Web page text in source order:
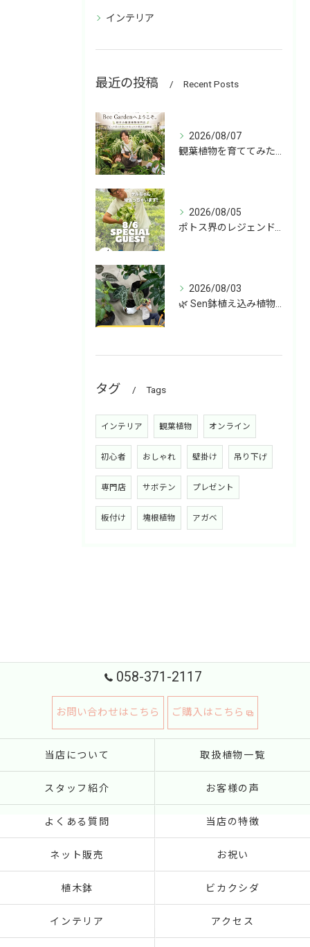
インテリア
最近の投稿 Recent Posts
2026/08/07
2026/08/05
2026/08/03
タグ Tags
インテリア 観葉植物 オンライン
初心者 おしゃれ 壁掛け 吊り下げ
専門店 サボテン プレゼント
板付け 塊根植物 アガベ
058-371-2117
お問い合わせはこちら ご購入はこちら
当店について 取扱植物一覧
スタッフ紹介 お客様の声
よくある質問 当店の特徴
ネット販売 お祝い
植木鉢 ビカクシダ
インテリア アクセス